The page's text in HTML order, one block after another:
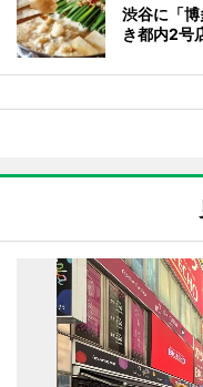
渋谷に「
き都内2号